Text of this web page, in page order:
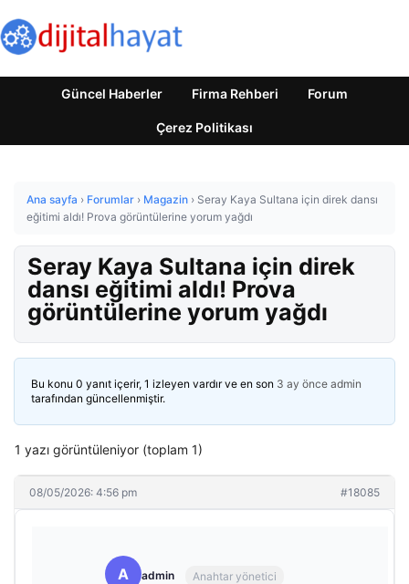
Güncel Haberler Firma Rehberi Forum
Çerez Politikası
Ana sayfa › Forumlar › Magazin › Seray Kaya Sultana için direk dansı
eğitimi aldı! Prova görüntülerine yorum yağdı
Seray Kaya Sultana için direk
dansı eğitimi aldı! Prova
görüntülerine yorum yağdı
Bu konu 0 yanıt içerir, 1 izleyen vardır ve en son 3 ay önce admin
tarafından güncellenmiştir.
1 yazı görüntüleniyor (toplam 1)
08/05/2026: 4:56 pm #18085
A admin Anahtar yönetici